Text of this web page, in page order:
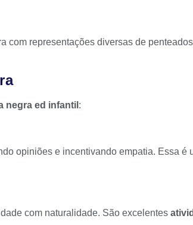
com representações diversas de
negra ed infantil :
opiniões e incentivando empatia. Essa é
com naturalidade. São excelentes